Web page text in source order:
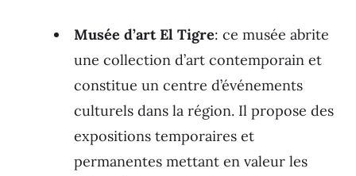
Musée d’art El Tigre: ce musée abrite
une collection d’art contemporain et
constitue un centre d’événements
culturels dans la région. Il propose des
expositions temporaires et
permanentes mettant en valeur les